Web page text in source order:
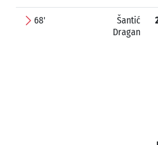
68'
Šantić
Dragan